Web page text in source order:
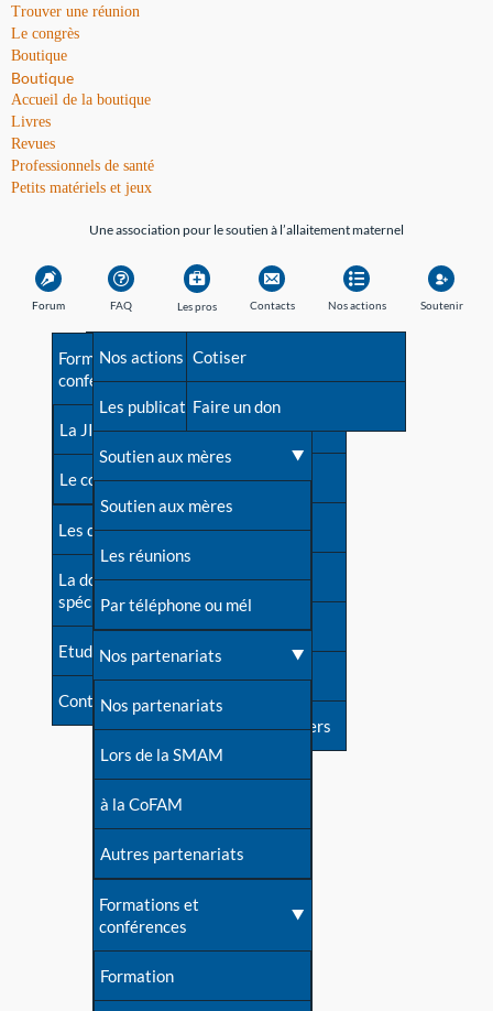
Trouver une réunion
Le congrès
Boutique
Boutique
Accueil de la boutique
Livres
Revues
Professionnels de santé
Petits matériels et jeux
Une association pour le soutien à l’allaitement maternel
Forum FAQ
Avant la naissance
Les débuts
Une difficulté d'allaitement ?
Cas particuliers
Mythes et vérités
Devenir animatrice ?
Une question sur le site
Les pros
Formations et
conférences
La JIA
Le congrès
Les dossiers de l'allaitement
La documentation
spécialisée
Etudes récentes
Contact
Contacts
Besoin d'aide?
Répertoire de tous les
contacts
Contact presse
Dossier de presse
Soutenir LLL
Livre d'or
Forum
S'inscrire à nos newsletters
Nos actions
Nos actions
Les publications
Soutien aux mères
Soutien aux mères
Les réunions
Par téléphone ou mél
Nos partenariats
Nos partenariats
Lors de la SMAM
à la CoFAM
Autres partenariats
Formations et
conférences
Formation
Soutenir
Cotiser
Faire un don